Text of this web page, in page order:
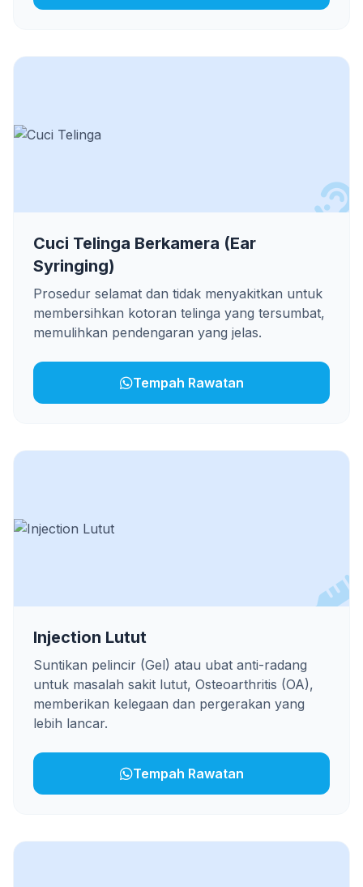
Cuci Telinga Berkamera (Ear
Syringing)
Prosedur selamat dan tidak menyakitkan untuk
membersihkan kotoran telinga yang tersumbat,
memulihkan pendengaran yang jelas.
Tempah Rawatan
Injection Lutut
Suntikan pelincir (Gel) atau ubat anti-radang
untuk masalah sakit lutut, Osteoarthritis (OA),
memberikan kelegaan dan pergerakan yang
lebih lancar.
Tempah Rawatan